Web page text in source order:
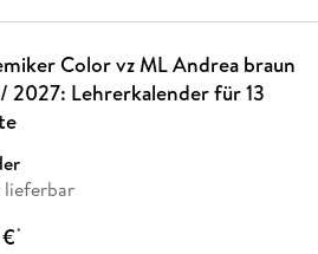
Color vz ML Andrea braun
2027: Lehrerkalender für 13
*